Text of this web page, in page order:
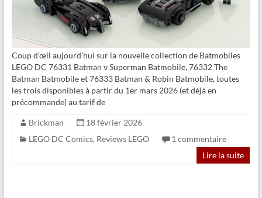
Coup d’œil aujourd’hui sur la nouvelle collection de Batmobiles
LEGO DC 76331 Batman v Superman Batmobile, 76332 The
Batman Batmobile et 76333 Batman & Robin Batmobile, toutes
les trois disponibles à partir du 1er mars 2026 (et déjà en
précommande) au tarif de
Brickman
18 février 2026
LEGO DC Comics, Reviews LEGO
1 commentaire
Lire la suite